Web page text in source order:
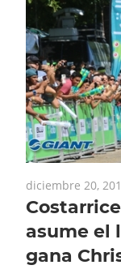
diciembre 20,
asume el
gana